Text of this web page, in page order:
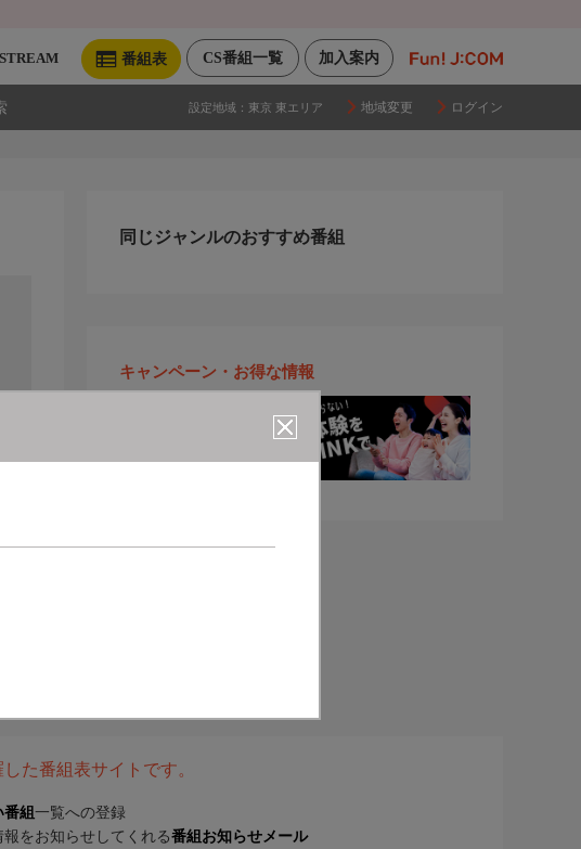
加入案内
CS番組一覧
番組表
設定地域： 東京 東エリア 地域変更 ログイン
同じジャンルのおすすめ番組
キャンペーン・お得な情報
た番組表サイトです。
番組 一覧への登録
をお知らせしてくれる番組お知らせメール